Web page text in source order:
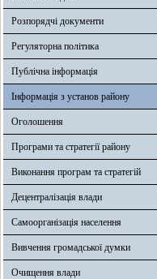
Розпорядчі документи
Регуляторна політика
Публічна інформація
Інформація з установ району
Оголошення
Програми та стратегії району
Виконання програм та стратегій
Децентралізація влади
Самоорганізація населення
Вивчення громадської думки
Очищення влади